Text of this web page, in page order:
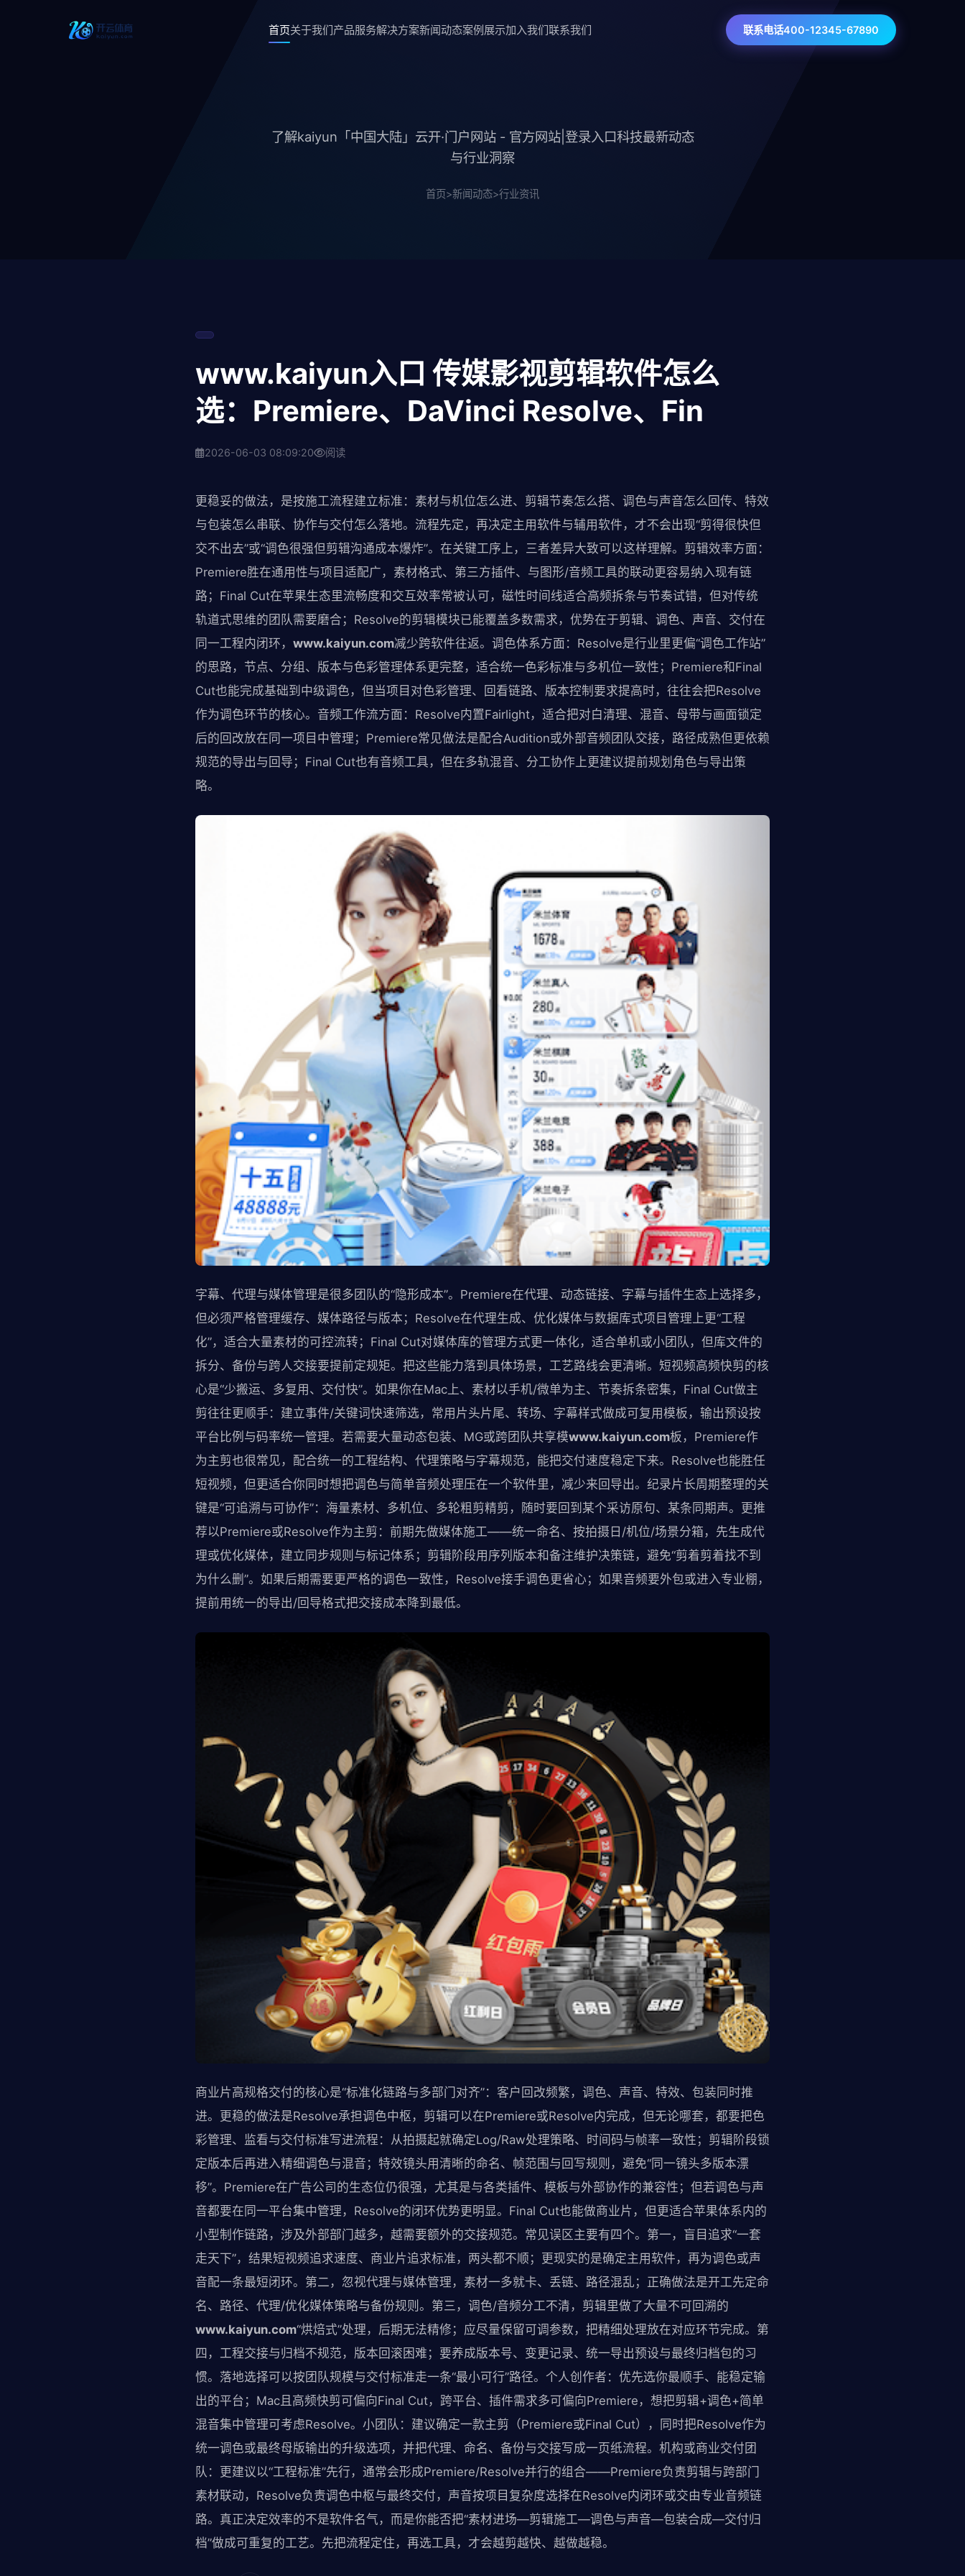
首页关于我们产品服务解决方案新闻动态案例展示加入我们联系我们 联系电话400-12345-67890
了解kaiyun「中国大陆」云开·门户网站 - 官方网站|登录入口科技最新动态
与行业洞察
首页>新闻动态>行业资讯
www.kaiyun入口 传媒影视剪辑软件怎么
选：Premiere、DaVinci Resolve、Fin
2026-06-03 08:09:20 阅读
更稳妥的做法，是按施工流程建立标准：素材与机位怎么进、剪辑节奏怎么搭、调色与声音怎么回传、特效
与包装怎么串联、协作与交付怎么落地。流程先定，再决定主用软件与辅用软件，才不会出现“剪得很快但
交不出去”或“调色很强但剪辑沟通成本爆炸”。在关键工序上，三者差异大致可以这样理解。剪辑效率方面：
Premiere胜在通用性与项目适配广，素材格式、第三方插件、与图形/音频工具的联动更容易纳入现有链
路；Final Cut在苹果生态里流畅度和交互效率常被认可，磁性时间线适合高频拆条与节奏试错，但对传统
轨道式思维的团队需要磨合；Resolve的剪辑模块已能覆盖多数需求，优势在于剪辑、调色、声音、交付在
同一工程内闭环， www.kaiyun.com减少跨软件往返。调色体系方面：Resolve是行业里更偏“调色工作站”
的思路，节点、分组、版本与色彩管理体系更完整，适合统一色彩标准与多机位一致性；Premiere和Final
Cut也能完成基础到中级调色，但当项目对色彩管理、回看链路、版本控制要求提高时，往往会把Resolve
作为调色环节的核心。音频工作流方面：Resolve内置Fairlight，适合把对白清理、混音、母带与画面锁定
后的回改放在同一项目中管理；Premiere常见做法是配合Audition或外部音频团队交接，路径成熟但更依赖
规范的导出与回导；Final Cut也有音频工具，但在多轨混音、分工协作上更建议提前规划角色与导出策
略。
字幕、代理与媒体管理是很多团队的“隐形成本”。Premiere在代理、动态链接、字幕与插件生态上选择多，
但必须严格管理缓存、媒体路径与版本；Resolve在代理生成、优化媒体与数据库式项目管理上更“工程
化”，适合大量素材的可控流转；Final Cut对媒体库的管理方式更一体化，适合单机或小团队，但库文件的
拆分、备份与跨人交接要提前定规矩。把这些能力落到具体场景，工艺路线会更清晰。短视频高频快剪的核
心是“少搬运、多复用、交付快”。如果你在Mac上、素材以手机/微单为主、节奏拆条密集，Final Cut做主
剪往往更顺手：建立事件/关键词快速筛选，常用片头片尾、转场、字幕样式做成可复用模板，输出预设按
平台比例与码率统一管理。若需要大量动态包装、MG或跨团队共享模www.kaiyun.com板，Premiere作
为主剪也很常见，配合统一的工程结构、代理策略与字幕规范，能把交付速度稳定下来。Resolve也能胜任
短视频，但更适合你同时想把调色与简单音频处理压在一个软件里，减少来回导出。纪录片长周期整理的关
键是“可追溯与可协作”：海量素材、多机位、多轮粗剪精剪，随时要回到某个采访原句、某条同期声。更推
荐以Premiere或Resolve作为主剪：前期先做媒体施工——统一命名、按拍摄日/机位/场景分箱，先生成代
理或优化媒体，建立同步规则与标记体系；剪辑阶段用序列版本和备注维护决策链，避免“剪着剪着找不到
为什么删”。如果后期需要更严格的调色一致性，Resolve接手调色更省心；如果音频要外包或进入专业棚，
提前用统一的导出/回导格式把交接成本降到最低。
商业片高规格交付的核心是“标准化链路与多部门对齐”：客户回改频繁，调色、声音、特效、包装同时推
进。更稳的做法是Resolve承担调色中枢，剪辑可以在Premiere或Resolve内完成，但无论哪套，都要把色
彩管理、监看与交付标准写进流程：从拍摄起就确定Log/Raw处理策略、时间码与帧率一致性；剪辑阶段锁
定版本后再进入精细调色与混音；特效镜头用清晰的命名、帧范围与回写规则，避免“同一镜头多版本漂
移”。Premiere在广告公司的生态位仍很强，尤其是与各类插件、模板与外部协作的兼容性；但若调色与声
音都要在同一平台集中管理，Resolve的闭环优势更明显。Final Cut也能做商业片，但更适合苹果体系内的
小型制作链路，涉及外部部门越多，越需要额外的交接规范。常见误区主要有四个。第一，盲目追求“一套
走天下”，结果短视频追求速度、商业片追求标准，两头都不顺；更现实的是确定主用软件，再为调色或声
音配一条最短闭环。第二，忽视代理与媒体管理，素材一多就卡、丢链、路径混乱；正确做法是开工先定命
名、路径、代理/优化媒体策略与备份规则。第三，调色/音频分工不清，剪辑里做了大量不可回溯的
www.kaiyun.com“烘焙式”处理，后期无法精修；应尽量保留可调参数，把精细处理放在对应环节完成。第
四，工程交接与归档不规范，版本回滚困难；要养成版本号、变更记录、统一导出预设与最终归档包的习
惯。落地选择可以按团队规模与交付标准走一条“最小可行”路径。个人创作者：优先选你最顺手、能稳定输
出的平台；Mac且高频快剪可偏向Final Cut，跨平台、插件需求多可偏向Premiere，想把剪辑+调色+简单
混音集中管理可考虑Resolve。小团队：建议确定一款主剪（Premiere或Final Cut），同时把Resolve作为
统一调色或最终母版输出的升级选项，并把代理、命名、备份与交接写成一页纸流程。机构或商业交付团
队：更建议以“工程标准”先行，通常会形成Premiere/Resolve并行的组合——Premiere负责剪辑与跨部门
素材联动，Resolve负责调色中枢与最终交付，声音按项目复杂度选择在Resolve内闭环或交由专业音频链
路。真正决定效率的不是软件名气，而是你能否把“素材进场—剪辑施工—调色与声音—包装合成—交付归
档”做成可重复的工艺。先把流程定住，再选工具，才会越剪越快、越做越稳。